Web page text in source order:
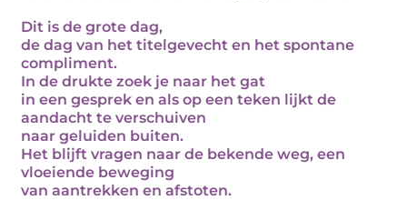
Dit is de grote dag,
de dag van het titelgevecht en het spontane
compliment.
In de drukte zoek je naar het gat
in een gesprek en als op een teken lijkt de
aandacht te verschuiven
naar geluiden buiten.
Het blijft vragen naar de bekende weg, een
vloeiende beweging
van aantrekken en afstoten.